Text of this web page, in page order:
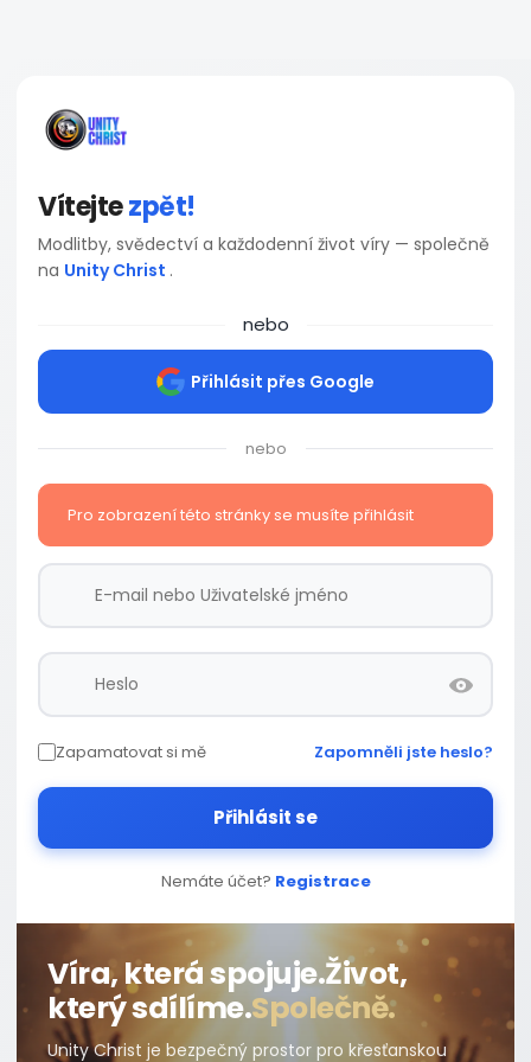
Vítejtezpět!
Modlitby, svědectví a každodenní život víry — společně
na Unity Christ .
nebo
Přihlásit přes Google
nebo
Pro zobrazení této stránky se musíte přihlásit
Zapamatovat si mě Zapomněli jste heslo?
Přihlásit se
Nemáte účet? Registrace
Víra, která spojuje.Život,
který sdílíme.Společně.
Unity Christ je bezpečný prostor pro křesťanskou